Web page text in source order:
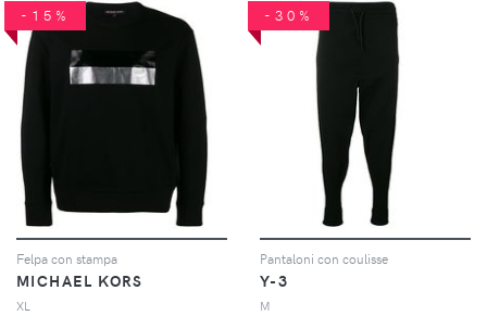
-15%
Felpa con stampa
MICHAEL KORS
XL
-30%
Pantaloni con coulisse
Y-3
M